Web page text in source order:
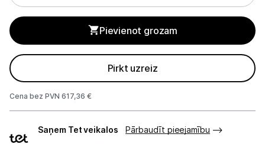
Sadzīves tehnikas aksesuāri
Tvaika nosūcēji
Aksesuāri tvaika nosūcējiem
Iebūvējamā tehnika
Mazā tehnika
Pievienot grozam
Pirkt uzreiz
Cena bez PVN 617,36 €
veidi
Saņem Tet veikalos
Pārbaudīt pieejamību